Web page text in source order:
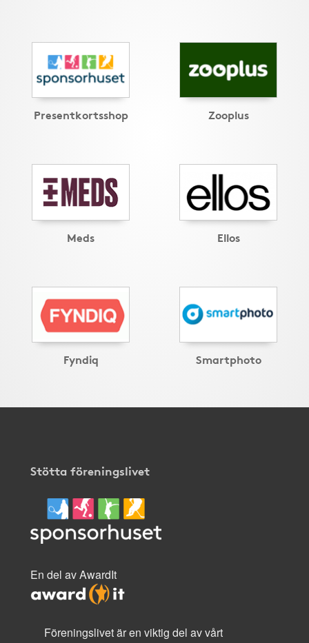
Presentkortsshop Zooplus
Meds Ellos
Fyndiq Smartphoto
Stötta föreningslivet
En del av AwardIt
Föreningslivet är en viktig del av vårt